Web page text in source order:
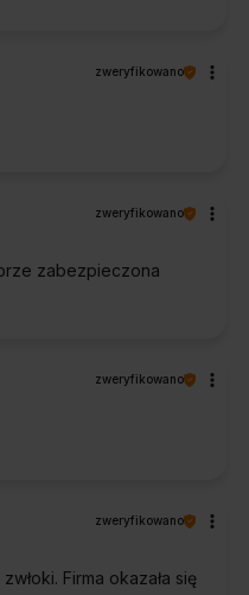
zweryfikowano
zweryfikowano
zabezpieczona
zweryfikowano
zweryfikowano
Firma okazała się